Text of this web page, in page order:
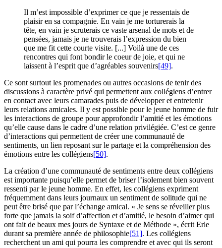
Il m’est impossible d’exprimer ce que je ressentais de
plaisir en sa compagnie. En vain je me torturerais la
tête, en vain je scruterais ce vaste arsenal de mots et de
pensées, jamais je ne trouverais l’expression du bien
que me fit cette courte visite. [...] Voilà une de ces
rencontres qui font bondir le coeur de joie, et qui ne
laissent à l’esprit que d’agréables souvenirs[49].
Ce sont surtout les promenades ou autres occasions de tenir des
discussions à caractère privé qui permettent aux collégiens d’entrer
en contact avec leurs camarades puis de développer et entretenir
leurs relations amicales. Il y est possible pour le jeune homme de fuir
les interactions de groupe pour approfondir l’amitié et les émotions
qu’elle cause dans le cadre d’une relation privilégiée. C’est ce genre
d’interactions qui permettent de créer une communauté de
sentiments, un lien reposant sur le partage et la compréhension des
émotions entre les collégiens[50].
La création d’une communauté de sentiments entre deux collégiens
est importante puisqu’elle permet de briser l’isolement bien souvent
ressenti par le jeune homme. En effet, les collégiens expriment
fréquemment dans leurs journaux un sentiment de solitude qui ne
peut être brisé que par l’échange amical. « Je sens se réveiller plus
forte que jamais la soif d’affection et d’amitié, le besoin d’aimer qui
ont fait de beaux mes jours de Syntaxe et de Méthode », écrit Erle
durant sa première année de philosophie[51]. Les collégiens
recherchent un ami qui pourra les comprendre et avec qui ils seront